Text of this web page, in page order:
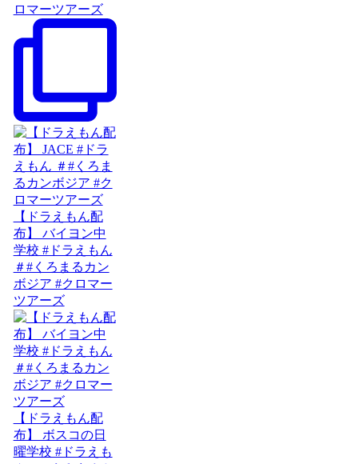
ロマーツアーズ
【ドラえもん配
布】 バイヨン中
学校 #ドラえもん
＃#くろまるカン
ボジア #クロマー
ツアーズ
【ドラえもん配
布】 ボスコの日
曜学校 #ドラえも